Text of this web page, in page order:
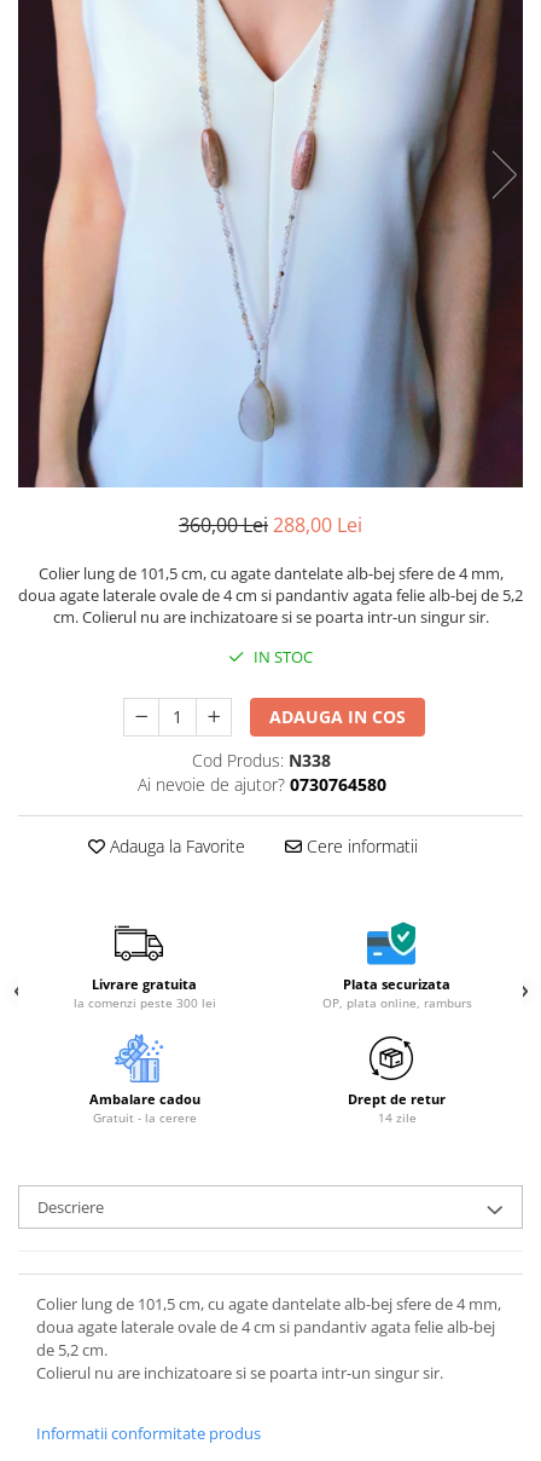
360,00 Lei288,00 Lei
Colier lung de 101,5 cm, cu agate dantelate alb-bej sfere de 4 mm,
doua agate laterale ovale de 4 cm si pandantiv agata felie alb-bej de 5,2
cm. Colierul nu are inchizatoare si se poarta intr-un singur sir.
IN STOC
ADAUGA IN COS
Cod Produs: N338
Ai nevoie de ajutor? 0730764580
Adauga la Favorite Cere informatii
Livrare gratuita
la comenzi peste 300 lei
Plata securizata
OP, plata online, ramburs
Ambalare cadou
Gratuit - la cerere
Drept de retur
14 zile
Descriere
Colier lung de 101,5 cm, cu agate dantelate alb-bej sfere de 4 mm,
doua agate laterale ovale de 4 cm si pandantiv agata felie alb-bej
de 5,2 cm.
Colierul nu are inchizatoare si se poarta intr-un singur sir.
Informatii conformitate produs